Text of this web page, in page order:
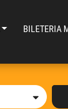
BILETERIA